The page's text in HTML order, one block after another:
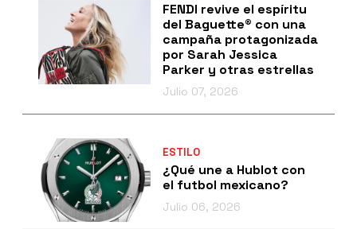
FENDI revive el espíritu
del Baguette® con una
campaña protagonizada
por Sarah Jessica
Parker y otras estrellas
Julio 07, 2026
ESTILO
¿Qué une a Hublot con
el futbol mexicano?
Julio 06, 2026